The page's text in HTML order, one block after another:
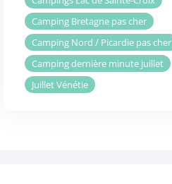
Camping Bretagne pas cher
Camping Nord / Picardie pas cher
Camping dernière minute juillet
Juillet Vénétie